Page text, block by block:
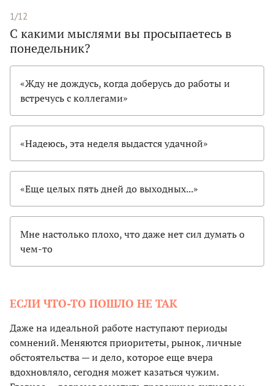
1/12
С какими мыслями вы просыпаетесь в
понедельник?
«Жду не дождусь, когда доберусь до работы и
встречусь с коллегами»
«Надеюсь, эта неделя выдастся удачной»
«Еще целых пять дней до выходных...»
Мне настолько плохо, что даже нет сил думать о
чем-то
ЕСЛИ ЧТО-ТО ПОШЛО НЕ ТАК
Даже на идеальной работе наступают периоды
сомнений. Меняются приоритеты, рынок, личные
обстоятельства — и дело, которое еще вчера
вдохновляло, сегодня может казаться чужим.